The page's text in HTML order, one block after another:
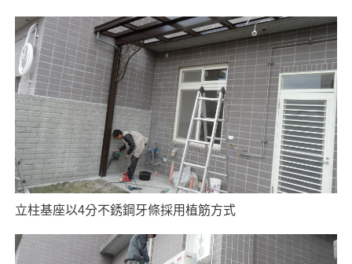
立柱基座以4分不銹鋼牙條採用植筋方式